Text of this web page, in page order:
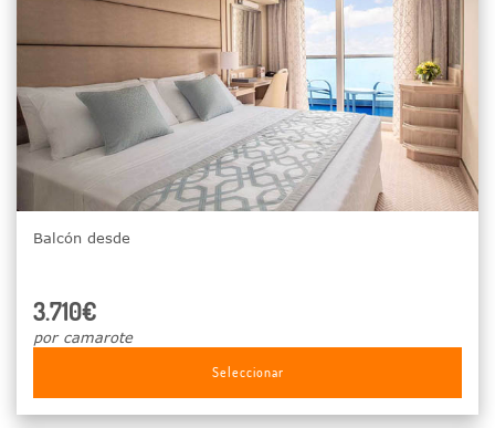
Balcón desde
3.710€
por camarote
Seleccionar